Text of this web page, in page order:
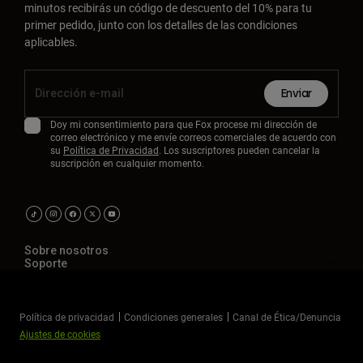
minutos recibirás un código de descuento del 10% para tu
primer pedido, junto con los detalles de las condiciones
aplicables.
Enviar
Doy mi consentimiento para que Fox procese mi dirección de
correo electrónico y me envíe correos comerciales de acuerdo con
su Política de Privacidad. Los suscriptores pueden cancelar la
suscripción en cualquier momento.
Sobre nosotros
Soporte
Política de privacidad Condiciones generales
Canal de Ética/Denuncia
Ajustes de cookies